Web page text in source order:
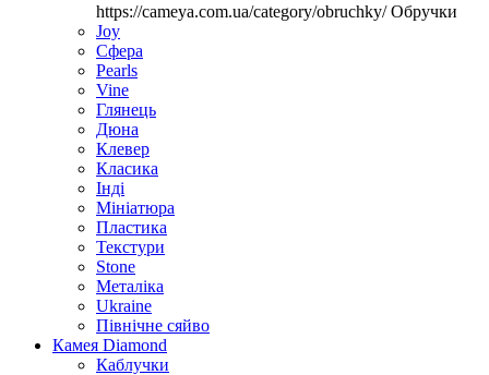
https://cameya.com.ua/category/obruchky/Обручки
Joy
Сфера
Pearls
Vine
Глянець
Дюна
Клевер
Класика
Інді
Мініатюра
Пластика
Текстури
Stone
Металіка
Ukraine
Північне сяйво
Камея Diamond
Каблучки